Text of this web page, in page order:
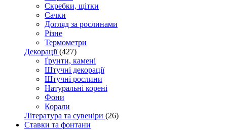
Скребки, щітки
Сачки
Догляд за рослинами
Різне
Термометри
Декорації(427)
Ґрунти, камені
Штучні декорації
Штучні рослини
Натуральні корені
Фони
Корали
Література та сувеніри (26)
Ставки та фонтани